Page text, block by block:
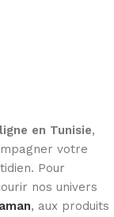
en Tunisie,
votre
Pour
nos univers
, aux produits